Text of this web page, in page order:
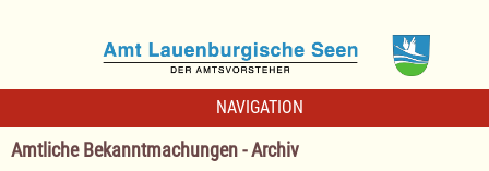
NAVIGATION
Amtliche Bekanntmachungen - Archiv